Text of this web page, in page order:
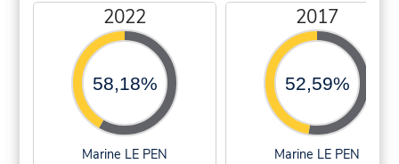
2022
58,18%
Marine LE PEN
2017
52,59%
Marine LE PEN